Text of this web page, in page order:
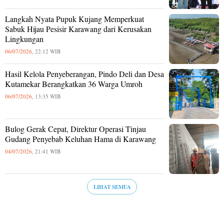
Langkah Nyata Pupuk Kujang Memperkuat
Sabuk Hijau Pesisir Karawang dari Kerusakan
Lingkungan
06/07/2026, 22:12 WIB
Hasil Kelola Penyeberangan, Pindo Deli dan Desa
Kutamekar Berangkatkan 36 Warga Umroh
06/07/2026, 13:35 WIB
Bulog Gerak Cepat, Direktur Operasi Tinjau
Gudang Penyebab Keluhan Hama di Karawang
04/07/2026, 21:41 WIB
LIHAT SEMUA